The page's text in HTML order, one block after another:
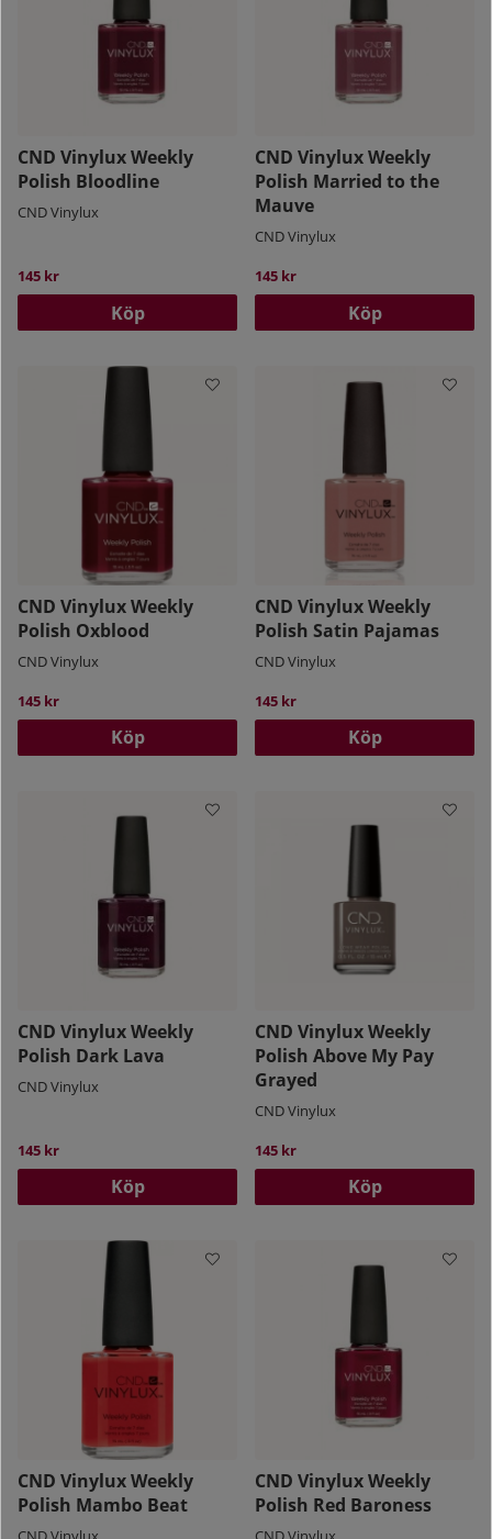
CND Vinylux Weekly
Polish Bloodline
CND Vinylux
145 kr
Köp
CND Vinylux Weekly
Polish Married to the
Mauve
CND Vinylux
145 kr
Köp
CND Vinylux Weekly
Polish Oxblood
CND Vinylux
145 kr
Köp
CND Vinylux Weekly
Polish Satin Pajamas
CND Vinylux
145 kr
Köp
CND Vinylux Weekly
Polish Dark Lava
CND Vinylux
145 kr
Köp
CND Vinylux Weekly
Polish Above My Pay
Grayed
CND Vinylux
145 kr
Köp
CND Vinylux Weekly
Polish Mambo Beat
CND Vinylux Weekly
Polish Red Baroness